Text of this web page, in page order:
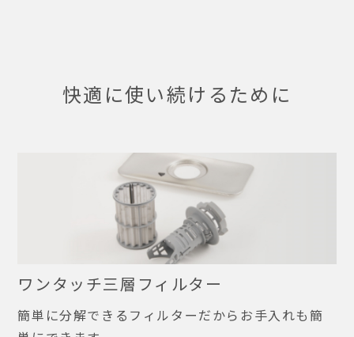
快適に使い続けるために
ワンタッチ三層フィルター
簡単に分解できるフィルターだからお手入れも簡